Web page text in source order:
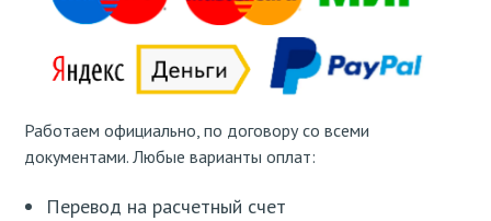
Работаем официально, по договору со всеми
документами. Любые варианты оплат:
Перевод на расчетный счет